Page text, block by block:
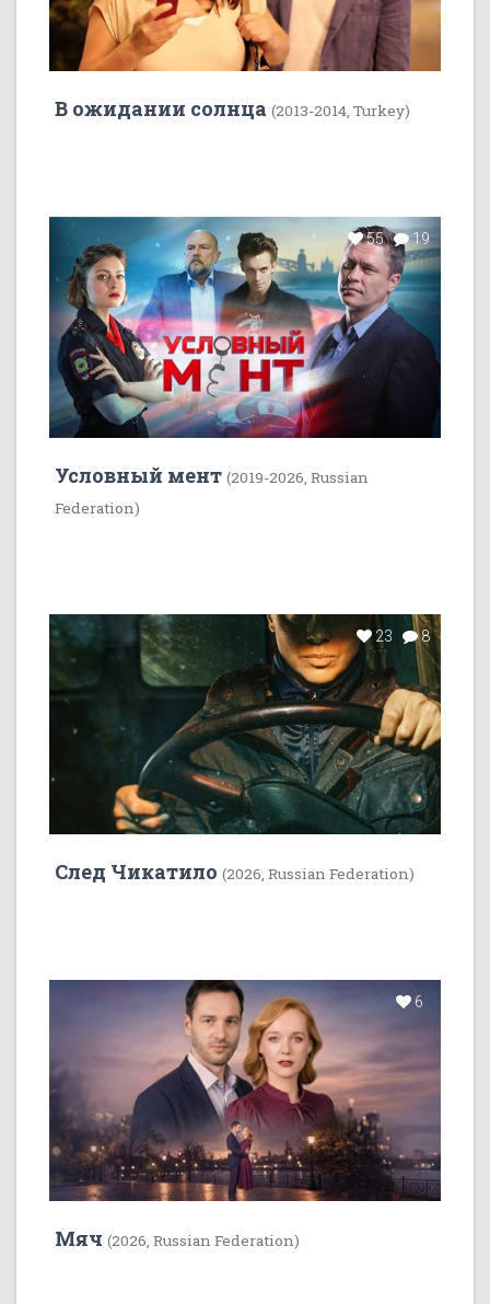
В ожидании солнца (2013-2014, Turkey)
55 19
Условный мент (2019-2026, Russian
Federation)
23 8
След Чикатило (2026, Russian Federation)
6
Мяч (2026, Russian Federation)